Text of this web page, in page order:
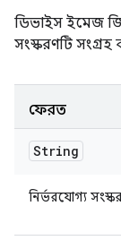
ডিভাইস ইমেজ
সংস্করণটি সংগ্রহ
ফেরত
String
নির্ভরযোগ্য